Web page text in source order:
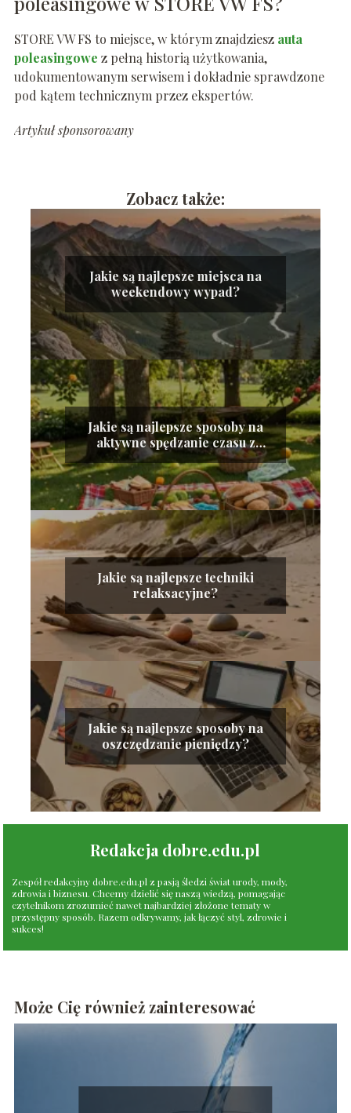
STORE VW FS to miejsce, w którym znajdziesz auta
poleasingowe z pełną historią użytkowania,
udokumentowanym serwisem i dokładnie sprawdzone
pod kątem technicznym przez ekspertów.
Artykuł sponsorowany
Zobacz także:
Jakie są najlepsze miejsca na
weekendowy wypad?
Jakie są najlepsze sposoby na
aktywne spędzanie czasu z
rodziną?
Jakie są najlepsze techniki
relaksacyjne?
Jakie są najlepsze sposoby na
oszczędzanie pieniędzy?
Redakcja dobre.edu.pl
Zespół redakcyjny dobre.edu.pl z pasją śledzi świat urody, mody,
zdrowia i biznesu. Chcemy dzielić się naszą wiedzą, pomagając
czytelnikom zrozumieć nawet najbardziej złożone tematy w
przystępny sposób. Razem odkrywamy, jak łączyć styl, zdrowie i
sukces!
Może Cię również zainteresować